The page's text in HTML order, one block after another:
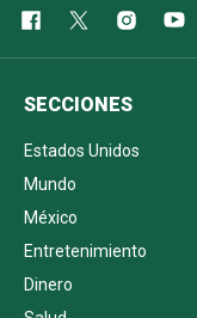
SECCIONES
Estados Unidos
Mundo
México
Entretenimiento
Dinero